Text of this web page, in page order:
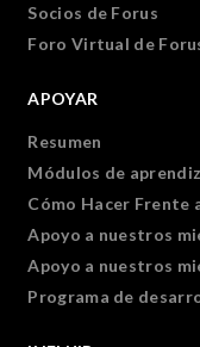
Socios de Forus
Foro Virtual de
APOYAR
Resumen
Módulos de
Cómo Hacer Frente
Apoyo a nuestros
Apoyo a nuestros
Programa de